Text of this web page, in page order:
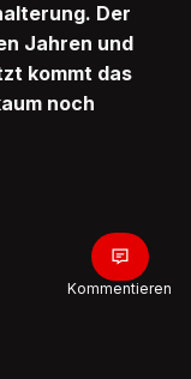
Der
Jahren und
kommt das
noch
Kommentieren